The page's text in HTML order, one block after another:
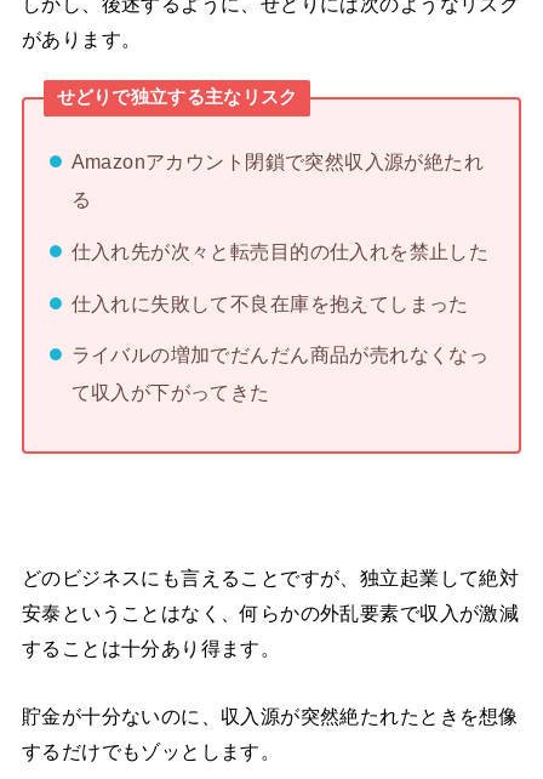
があります。
せどりで独立する主なリスク
Amazonアカウント閉鎖で突然収入源が絶たれ
る
仕入れ先が次々と転売目的の仕入れを禁止した
仕入れに失敗して不良在庫を抱えてしまった
ライバルの増加でだんだん商品が売れなくなっ
て収入が下がってきた
どのビジネスにも言えることですが、独立起業して絶対
安泰ということはなく、何らかの外乱要素で収入が激減
することは十分あり得ます。
貯金が十分ないのに、収入源が突然絶たれたときを想像
するだけでもゾッとします。